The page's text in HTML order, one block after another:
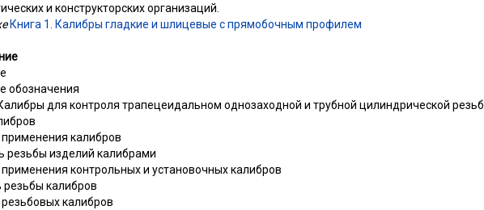
и конструкторских организаций.
Книга 1. Калибры гладкие и шлицевые с прямобочным профилем
обозначения
для контроля трапецеидальном однозаходной и трубной цилиндрической резьб
калибров
резьбы изделий калибрами
контрольных и установочных калибров
калибров
калибров